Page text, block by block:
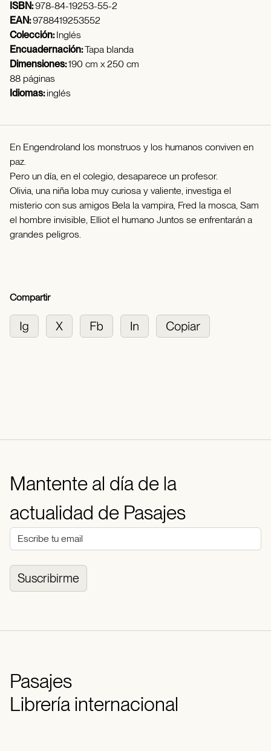
ISBN:978-84-19253-55-2
EAN:9788419253552
Colección:Inglés
Encuadernación:Tapa blanda
Dimensiones:190 cm x 250 cm
88 páginas
Idiomas:inglés
En Engendroland los monstruos y los humanos conviven en
paz.
Pero un día, en el colegio, desaparece un profesor.
Olivia, una niña loba muy curiosa y valiente, investiga el
misterio con sus amigos Bela la vampira, Fred la mosca, Sam
el hombre invisible, Elliot el humano Juntos se enfrentarán a
grandes peligros.
Compartir
Mantente al día de la
actualidad de Pasajes
Suscribirme
Pasajes
Librería internacional